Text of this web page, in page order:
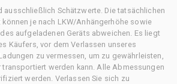
ausschließlich Schätzwerte. Die tatsächlichen
können je nach LKW/Anhängerhöhe sowie
aufgeladenen Geräts abweichen. Es liegt
Käufers, vor dem Verlassen unseres
zu vermessen, um zu gewährleisten,
werden kann. Alle Abmessungen
werden. Verlassen Sie sich zu